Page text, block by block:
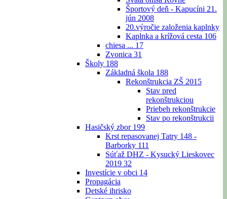
Športový deň - Kapucíni 21.
jún 2008
20.výročie založenia kaplnky
Kaplnka a krížová cesta 106
chiesa ... 17
Zvonica 31
Školy 188
Základná škola 188
Rekonštrukcia ZŠ 2015
Stav pred
rekonštrukciou
Priebeh rekonštrukcie
Stav po rekonštrukcii
Hasičský zbor 199
Krst repasovanej Tatry 148 -
Barborky 111
Súťaž DHZ - Kysucký Lieskovec
2019 32
Investície v obci 14
Propagácia
Detské ihrisko